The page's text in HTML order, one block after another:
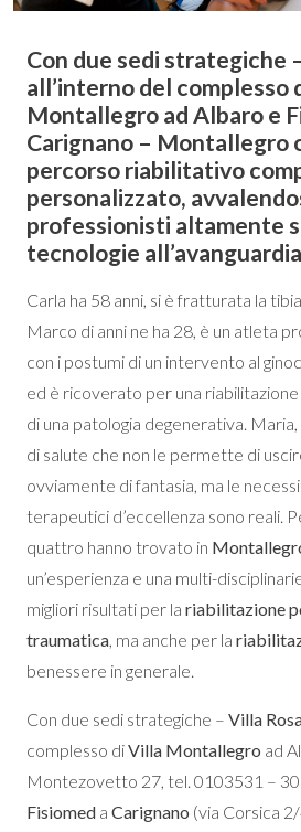
Con due sedi strategiche
all’interno del complesso
Montallegro ad Albaro e
Carignano – Montallegro
percorso riabilitativo
personalizzato,
professionisti altamente
tecnologie all’avanguardia
Carla ha 58 anni, si è fratturata la
Marco di anni ne ha 28, è un atleta
con i postumi di un intervento al
ed è ricoverato per una riabilitazione
di una patologia degenerativa.
di salute che non le permette di
ovviamente di fantasia, ma le
terapeutici d’eccellenza sono reali.
quattro hanno trovato in
un’esperienza e una multi-
migliori risultati per la riabilitazione
traumatica , ma anche per la
benessere in generale.
Con due sedi strategiche – Villa
complesso diVilla Montallegro ad
Montezovetto 27, tel. 0103531 –
Fisiomed a Carignano (via Corsica